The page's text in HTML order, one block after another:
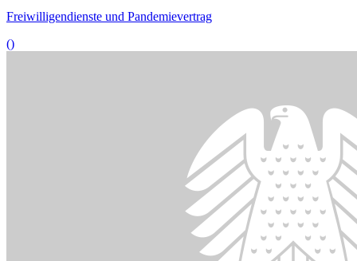
Freiwilligendienste und Pandemievertrag
()